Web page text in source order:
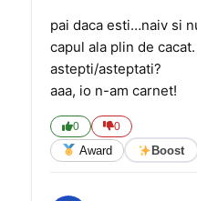
pai daca esti…naiv si
capul ala plin de
astepti/asteptati?
aaa, io n-am carnet!
0 0
Award Boost